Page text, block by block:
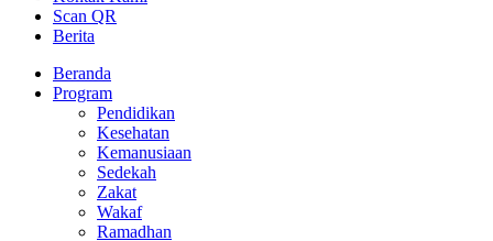
Scan QR
Berita
Beranda
Program
Pendidikan
Kesehatan
Kemanusiaan
Sedekah
Zakat
Wakaf
Ramadhan